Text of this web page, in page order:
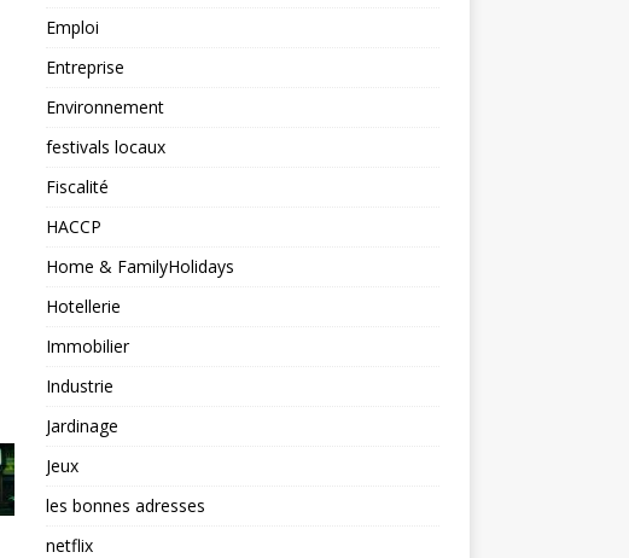
Emploi
Entreprise
Environnement
festivals locaux
Fiscalité
HACCP
Home & FamilyHolidays
Hotellerie
Immobilier
Industrie
Jardinage
Jeux
les bonnes adresses
netflix